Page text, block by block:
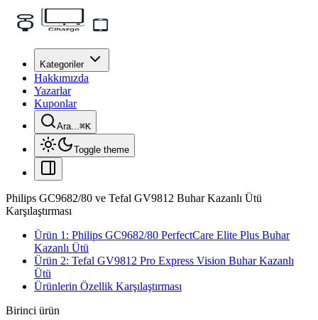
Kategoriler
Hakkımızda
Yazarlar
Kuponlar
Ara...⌘K
Toggle theme
Philips GC9682/80 ve Tefal GV9812 Buhar Kazanlı Ütü
Karşılaştırması
Ürün 1: Philips GC9682/80 PerfectCare Elite Plus Buhar
Kazanlı Ütü
Ürün 2: Tefal GV9812 Pro Express Vision Buhar Kazanlı
Ütü
Ürünlerin Özellik Karşılaştırması
Birinci ürün